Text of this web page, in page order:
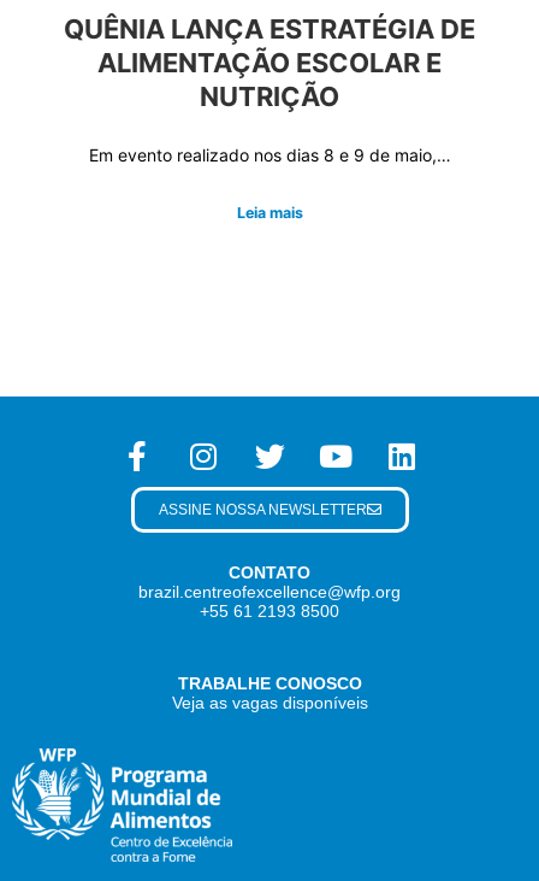
QUÊNIA LANÇA ESTRATÉGIA DE
ALIMENTAÇÃO ESCOLAR E
NUTRIÇÃO
Em evento realizado nos dias 8 e 9 de maio,…
Leia mais
CONTATO
brazil.centreofexcellence@wfp.org
+55 61 2193 8500
TRABALHE CONOSCO
Veja as vagas disponíveis
ASSINE NOSSA NEWSLETTER